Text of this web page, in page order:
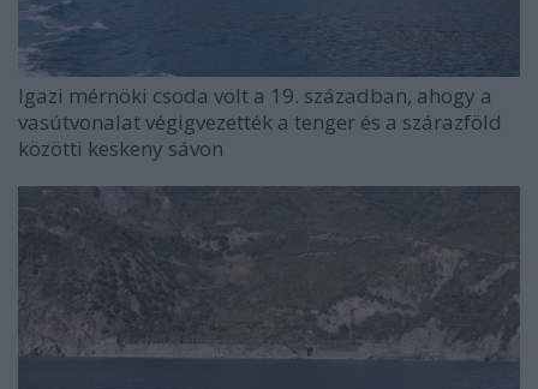
Igazi mérnöki csoda volt a 19. században, ahogy a
vasútvonalat végigvezették a tenger és a szárazföld
közötti keskeny sávon